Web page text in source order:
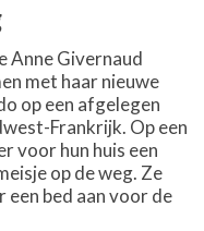
Anne Givernaud
met haar nieuwe
op een afgelegen
Frankrijk. Op een
voor hun huis een
op de weg. Ze
een bed aan voor de